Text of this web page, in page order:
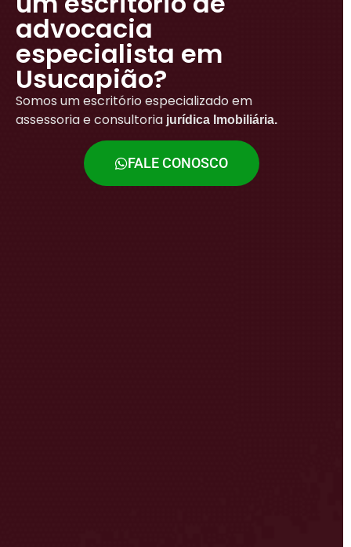
advocacia
especialista em
Usucapião?
Somos um escritório especializado em
assessoria e consultoria jurídica Imobiliária.
FALE CONOSCO